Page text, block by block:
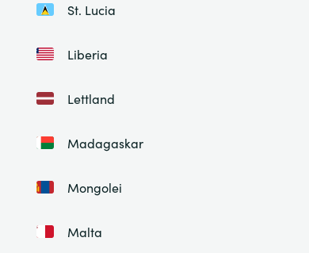
St. Lucia
Liberia
Lettland
Madagaskar
Mongolei
Malta